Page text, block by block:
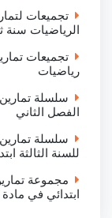
الرياضيات سنة
تجميعات
رياضيات
الفصل الثاني
سلسلة
للسنة الثالثة
ابتدائي في